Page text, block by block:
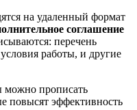
на удаленный формат
соглашение
перечень
работы, и другие
можно прописать
повысят эффективность